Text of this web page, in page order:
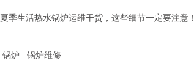
夏季生活热水锅炉运维干货，这些细节一定要注意！
锅炉 锅炉维修